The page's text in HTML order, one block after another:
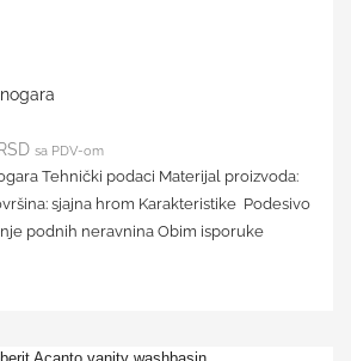
RSD sa PDV-om
Tehnički podaci Materijal proizvoda:
sjajna hrom Karakteristike Podesivo
podnih neravnina Obim isporuke